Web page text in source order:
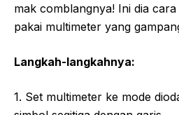
mak comblangnya! Ini dia
pakai multimeter yang
Langkah-langkahnya:
1. Set multimeter ke mode